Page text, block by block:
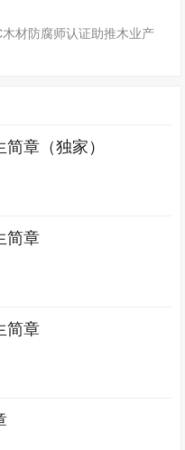
材防腐师认证助推木业产
章（独家）
简章
简章